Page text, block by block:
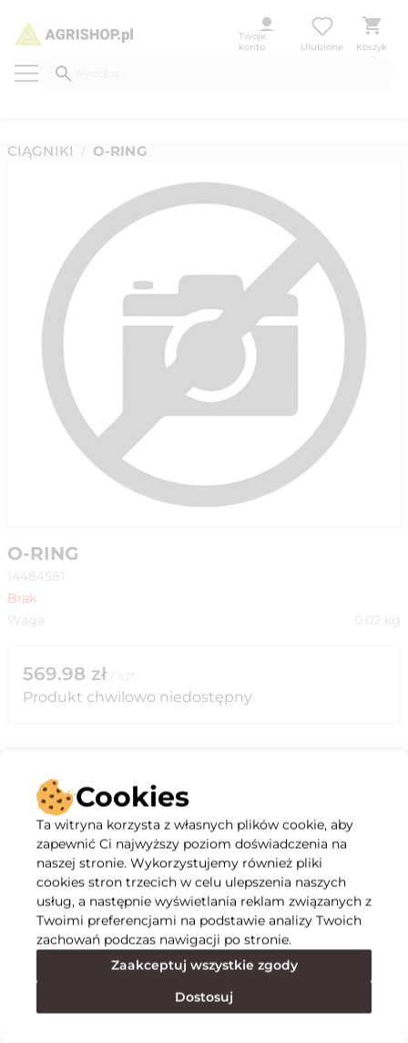
Twoje
konto
Ulubione Koszyk
CIĄGNIKI / O-RING
O-RING
14484581
Brak
Waga
0.02 kg
569.98 zł
Produkt chwilowo niedostępny
Opis
Specyfikacja
Polecane
Cookies
Ta witryna korzysta z własnych plików cookie, aby
zapewnić Ci najwyższy poziom doświadczenia na
naszej stronie. Wykorzystujemy również pliki
cookies stron trzecich w celu ulepszenia naszych
usług, a następnie wyświetlania reklam związanych z
Twoimi preferencjami na podstawie analizy Twoich
zachowań podczas nawigacji po stronie.
Zaakceptuj wszystkie zgody
Dostosuj